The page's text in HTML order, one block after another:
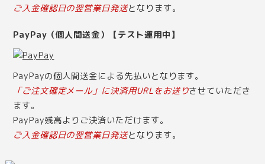
ご入金確認日の翌営業日発送となります。
PayPay（個人間送金）【テスト運用中】
PayPayの個人間送金による先払いとなります。
「ご注文確定メール」に決済用URLをお送りさせていただき
ます。
PayPay残高よりご決済いただけます。
ご入金確認日の翌営業日発送となります。